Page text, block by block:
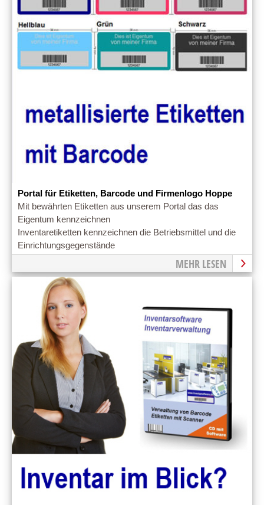
Portal für Etiketten, Barcode und Firmenlogo Hoppe
Mit bewährten Etiketten aus unserem Portal das das
Eigentum kennzeichnen
Inventaretiketten kennzeichnen die Betriebsmittel und die
Einrichtungsgegenstände
MEHR LESEN